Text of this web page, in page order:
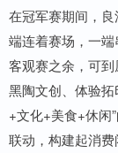
在冠军赛期间，
端连着赛场，一
客观赛之余，可
黑陶文创、体验
+文化+美食+休闲
联动，构建起消费